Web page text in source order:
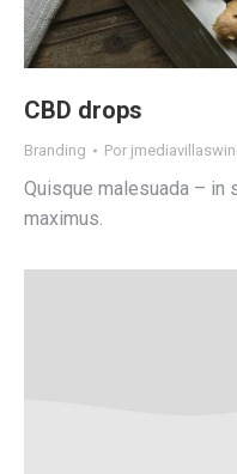
CBD drops
Branding Por
Quisque malesuada – in
maximus.